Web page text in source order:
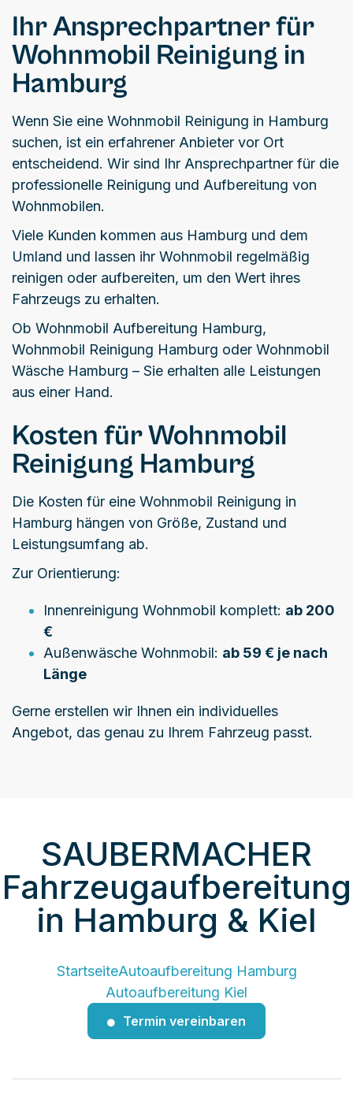
Ihr Ansprechpartner für
Wohnmobil Reinigung in
Hamburg
Wenn Sie eine Wohnmobil Reinigung in Hamburg
suchen, ist ein erfahrener Anbieter vor Ort
entscheidend. Wir sind Ihr Ansprechpartner für die
professionelle Reinigung und Aufbereitung von
Wohnmobilen.
Viele Kunden kommen aus Hamburg und dem
Umland und lassen ihr Wohnmobil regelmäßig
reinigen oder aufbereiten, um den Wert ihres
Fahrzeugs zu erhalten.
Ob Wohnmobil Aufbereitung Hamburg,
Wohnmobil Reinigung Hamburg oder Wohnmobil
Wäsche Hamburg – Sie erhalten alle Leistungen
aus einer Hand.
Kosten für Wohnmobil
Reinigung Hamburg
Die Kosten für eine Wohnmobil Reinigung in
Hamburg hängen von Größe, Zustand und
Leistungsumfang ab.
Zur Orientierung:
Innenreinigung Wohnmobil komplett: ab 200
€
Außenwäsche Wohnmobil: ab 59 € je nach
Länge
Gerne erstellen wir Ihnen ein individuelles
Angebot, das genau zu Ihrem Fahrzeug passt.
SAUBERMACHER
Fahrzeugaufbereitung
in Hamburg & Kiel
StartseiteAutoaufbereitung Hamburg
Autoaufbereitung Kiel
 Termin vereinbaren